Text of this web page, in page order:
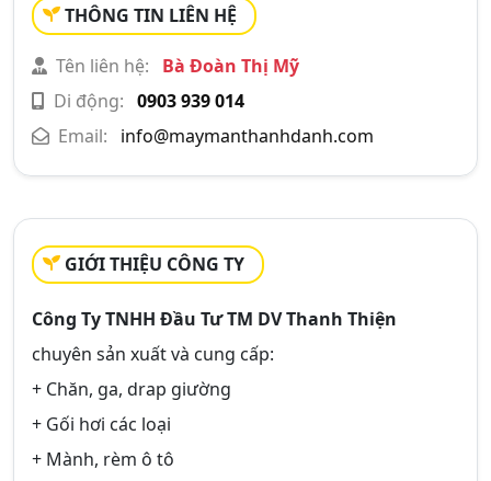
THÔNG TIN LIÊN HỆ
Tên liên hệ:
Bà Đoàn Thị Mỹ
Di động: 0903 939 014
Email:
info@maymanthanhdanh.com
GIỚI THIỆU CÔNG TY
Công Ty TNHH Đầu Tư TM DV Thanh Thiện
chuyên sản xuất và cung cấp:
+ Chăn, ga, drap giường
+ Gối hơi các loại
+ Mành, rèm ô tô